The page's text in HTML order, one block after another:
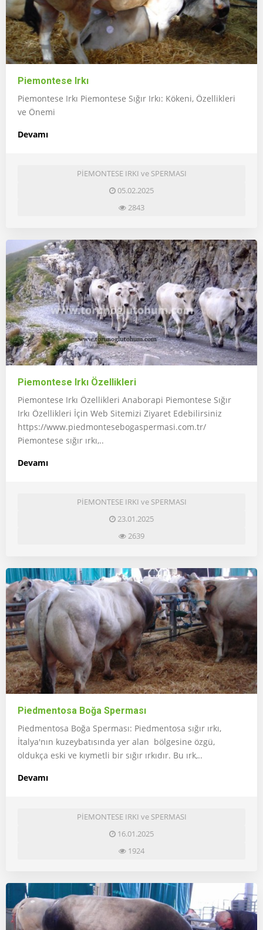
Piemontese Irkı
Piemontese Irkı Piemontese Sığır Irkı: Kökeni, Özellikleri
ve Önemi
Devamı
PİEMONTESE IRKI ve SPERMASI
05.02.2025
2843
Piemontese Irkı Özellikleri
Piemontese Irkı Özellikleri Anaborapi Piemontese Sığır
Irkı Özellikleri İçin Web Sitemizi Ziyaret Edebilirsiniz
https://www.piedmontesebogaspermasi.com.tr/
Piemontese sığır ırkı,..
Devamı
PİEMONTESE IRKI ve SPERMASI
23.01.2025
2639
Piedmentosa Boğa Sperması
Piedmentosa Boğa Sperması: Piedmentosa sığır ırkı,
İtalya'nın kuzeybatısında yer alan bölgesine özgü,
oldukça eski ve kıymetli bir sığır ırkıdır. Bu ırk,..
Devamı
PİEMONTESE IRKI ve SPERMASI
16.01.2025
1924